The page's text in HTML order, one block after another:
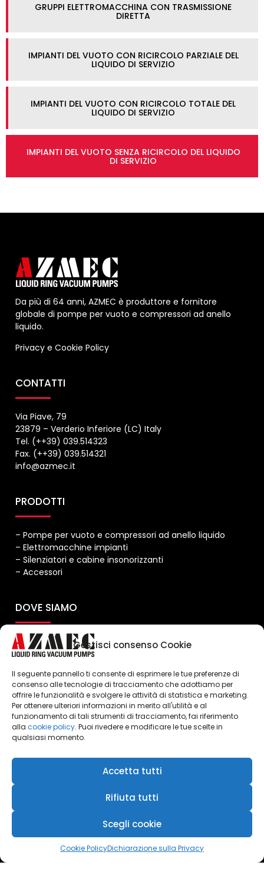
Gestisci consenso Cookie
Il seguente pannello ti consente di esprimere le tue preferenze di
consenso alle tecnologie di tracciamento che adottiamo per
offrire le funzionalità e svolgere le attività di statistica e marketing.
Per ottenere ulteriori informazioni in merito all'utilità e al
funzionamento di tali strumenti di tracciamento, fai riferimento
alla cookie policy. Puoi rivedere e modificare le tue scelte in
qualsiasi momento.
Accetta tutti
Rifiuta tutti
Scegli cookie
Cookie PolicyDichiarazione sulla Privacy
GRUPPI ELETTROMACCHINA CON TRASMISSIONE
DIRETTA
IMPIANTI DEL VUOTO CON RICIRCOLO PARZIALE DEL
LIQUIDO DI SERVIZIO
IMPIANTI DEL VUOTO CON RICIRCOLO TOTALE DEL
LIQUIDO DI SERVIZIO
IMPIANTI DEL VUOTO SENZA RICIRCOLO DEL LIQUIDO
DI SERVIZIO
Da più di 64 anni, AZMEC è produttore e fornitore
globale di pompe per vuoto e compressori ad anello
liquido.
Privacy eCookie Policy
CONTATTI
Via Piave, 79
23879 – Verderio Inferiore (LC) Italy
Tel. (++39) 039.514323
Fax. (++39) 039.514321
info@azmec.it
PRODOTTI
– Pompe per vuoto e compressori ad anello liquido
– Elettromacchine impianti
– Silenziatori e cabine insonorizzanti
– Accessori
DOVE SIAMO
Fai clic per accettare i cookie
marketing e abilitare questo
contenuto